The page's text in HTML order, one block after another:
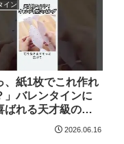
イン
、紙1枚でこれ作れ
」バレンタインに
ばれる天才級のギ
ッピング術 #絵 #ド
ング #スケッチ #バ
2026.06.16